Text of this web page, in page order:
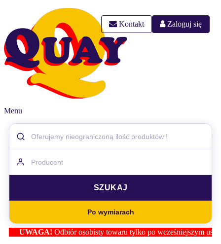
Kontakt Zaloguj się
Menu
Po wymiarach
UWAGA!Odbiór osobisty towaru tylko po wcześniejszym